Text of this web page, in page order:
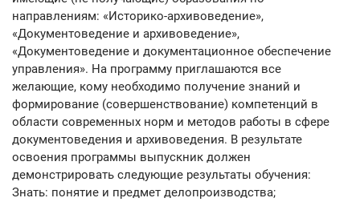
направлениям: «Историко-архивоведение»,
«Документоведение и архивоведение»,
«Документоведение и документационное обеспечение
управления». На программу приглашаются все
желающие, кому необходимо получение знаний и
формирование (совершенствование) компетенций в
области современных норм и методов работы в сфере
документоведения и архивоведения. В результате
освоения программы выпускник должен
демонстрировать следующие результаты обучения:
Знать: понятие и предмет делопроизводства;